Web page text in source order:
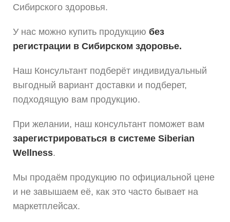
Сибирского здоровья.
У нас можно купить продукцию без
регистрации в Сибирском здоровье.
Наш Консультант подберёт индивидуальный
выгодный вариант доставки и подберет,
подходящую вам продукцию.
При желании, наш консультант поможет вам
зарегистрироваться в системе Siberian
Wellness.
Мы продаём продукцию по официальной цене
и не завышаем её, как это часто бывает на
маркетплейсах.